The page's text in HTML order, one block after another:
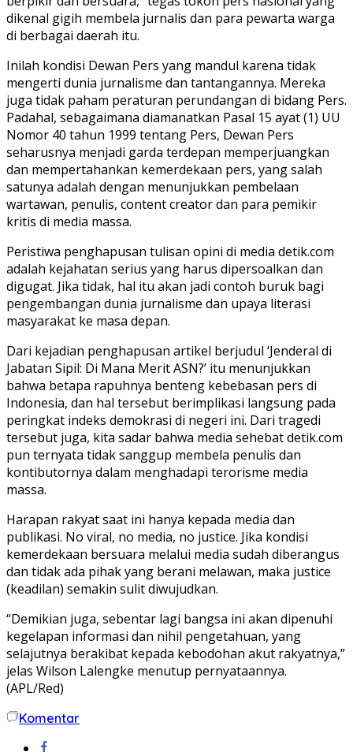
dikenal gigih membela jurnalis dan para pewarta warga
di berbagai daerah itu.
Inilah kondisi Dewan Pers yang mandul karena tidak
mengerti dunia jurnalisme dan tantangannya. Mereka
juga tidak paham peraturan perundangan di bidang Pers.
Padahal, sebagaimana diamanatkan Pasal 15 ayat (1) UU
Nomor 40 tahun 1999 tentang Pers, Dewan Pers
seharusnya menjadi garda terdepan memperjuangkan
dan mempertahankan kemerdekaan pers, yang salah
satunya adalah dengan menunjukkan pembelaan
wartawan, penulis, content creator dan para pemikir
kritis di media massa.
Peristiwa penghapusan tulisan opini di media detik.com
adalah kejahatan serius yang harus dipersoalkan dan
digugat. Jika tidak, hal itu akan jadi contoh buruk bagi
pengembangan dunia jurnalisme dan upaya literasi
masyarakat ke masa depan.
Dari kejadian penghapusan artikel berjudul ‘Jenderal di
Jabatan Sipil: Di Mana Merit ASN?’ itu menunjukkan
bahwa betapa rapuhnya benteng kebebasan pers di
Indonesia, dan hal tersebut berimplikasi langsung pada
peringkat indeks demokrasi di negeri ini. Dari tragedi
tersebut juga, kita sadar bahwa media sehebat detik.com
pun ternyata tidak sanggup membela penulis dan
kontibutornya dalam menghadapi terorisme media
massa.
Harapan rakyat saat ini hanya kepada media dan
publikasi. No viral, no media, no justice. Jika kondisi
kemerdekaan bersuara melalui media sudah diberangus
dan tidak ada pihak yang berani melawan, maka justice
(keadilan) semakin sulit diwujudkan.
“Demikian juga, sebentar lagi bangsa ini akan dipenuhi
kegelapan informasi dan nihil pengetahuan, yang
selajutnya berakibat kepada kebodohan akut rakyatnya,”
jelas Wilson Lalengke menutup pernyataannya.
(APL/Red)
Komentar